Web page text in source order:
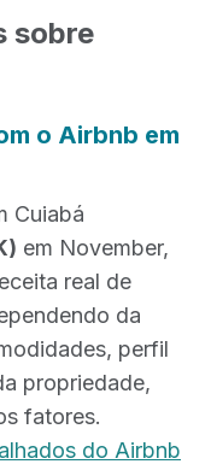
sobre
o Airbnb em
Cuiabá
em November,
real de
da
perfil
propriedade,
fatores.
do Airbnb